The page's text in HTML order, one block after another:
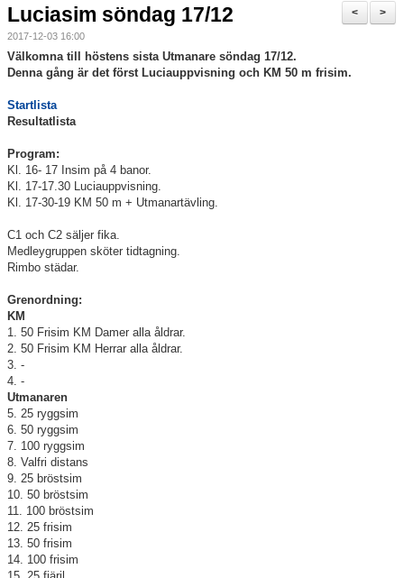
Topp Tolv
Anmälan till Simklubben
Våra tävlingar
Klubbkollektion
>
<
Luciasim söndag 17/12
2017-12-03 16:00
Välkomna till höstens sista Utmanare söndag 17/12.
Denna gång är det först Luciauppvisning och KM 50 m frisim.
Startlista
Resultatlista
Program:
Kl. 16- 17 Insim på 4 banor.
Kl. 17-17.30 Luciauppvisning.
Kl. 17-30-19 KM 50 m + Utmanartävling.
C1 och C2 säljer fika.
Medleygruppen sköter tidtagning.
Rimbo städar.
Grenordning:
KM
1. 50 Frisim KM Damer alla åldrar.
2. 50 Frisim KM Herrar alla åldrar.
3. -
4. -
Utmanaren
5. 25 ryggsim
6. 50 ryggsim
7. 100 ryggsim
8. Valfri distans
9. 25 bröstsim
10. 50 bröstsim
11. 100 bröstsim
12. 25 frisim
13. 50 frisim
14. 100 frisim